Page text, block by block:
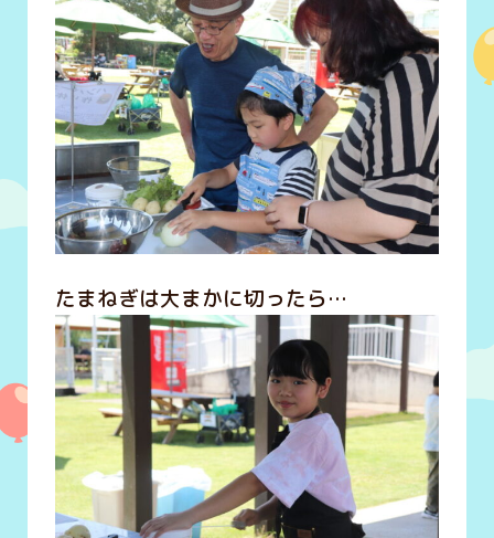
たまねぎは大まかに切ったら…